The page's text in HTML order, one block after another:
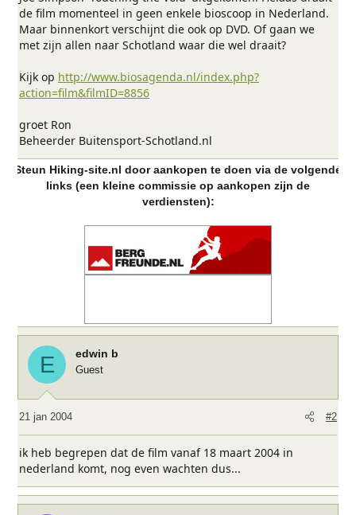
de film momenteel in geen enkele bioscoop in Nederland.
Maar binnenkort verschijnt die ook op DVD. Of gaan we
met zijn allen naar Schotland waar die wel draait?
Kijk op http://www.biosagenda.nl/index.php?
action=film&filmID=8856
groet Ron
Beheerder Buitensport-Schotland.nl
Steun Hiking-site.nl door aankopen te doen via de volgende
links (een kleine commissie op aankopen zijn de
verdiensten):
E edwin b
Guest
21 jan 2004 #2
ik heb begrepen dat de film vanaf 18 maart 2004 in
nederland komt, nog even wachten dus...